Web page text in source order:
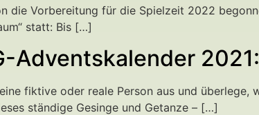
die Vorbereitung für die Spielzeit 2022
statt: Bis […]
Adventskalender
fiktive oder reale Person aus und überlege,
ständige Gesinge und Getanze – […]